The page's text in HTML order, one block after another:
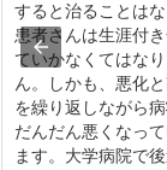
すると治ることはな
患者さんは生涯付
ていかなくてはな
ん。しかも、悪化
を繰り返しながら
だんだん悪くなって
ます。大学病院で